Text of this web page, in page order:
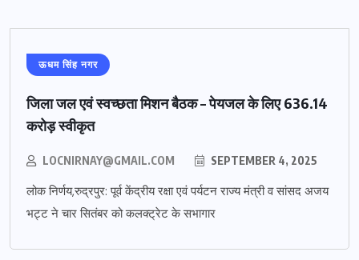
ऊधम सिंह नगर
जिला जल एवं स्वच्छता मिशन बैठक – पेयजल के लिए 636.14
करोड़ स्वीकृत
LOCNIRNAY@GMAIL.COM SEPTEMBER 4, 2025
लोक निर्णय,रुद्रपुर: पूर्व केंद्रीय रक्षा एवं पर्यटन राज्य मंत्री व सांसद अजय
भट्ट ने चार सितंबर को कलक्ट्रेट के सभागार